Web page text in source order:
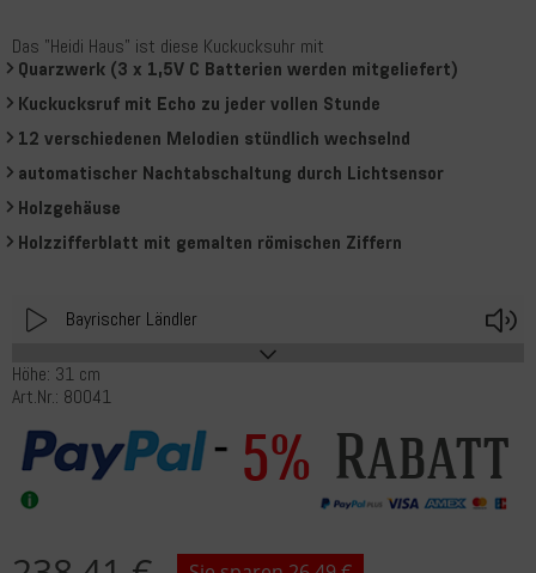
Das "Heidi Haus" ist diese Kuckucksuhr mit
Quarzwerk (3 x 1,5V C Batterien werden mitgeliefert)
Kuckucksruf mit Echo zu jeder vollen Stunde
12 verschiedenen Melodien stündlich wechselnd
automatischer Nachtabschaltung durch Lichtsensor
Holzgehäuse
Holzzifferblatt mit gemalten römischen Ziffern
Bayrischer Ländler
Play
Höhe: 31 cm
Art.Nr.: 80041
5% Rabatt